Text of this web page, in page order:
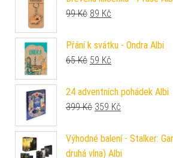
99Kč Původní cena byla: 99
89 Kč
Přání k svátku - Ondra Albi
65Kč Původní cena byla: 65
59 Kč
24 adventních pohádek Albi
399Kč Původní cena byla:
359 Kč
Výhodné balení - Stalker:
druhá vlna) Albi